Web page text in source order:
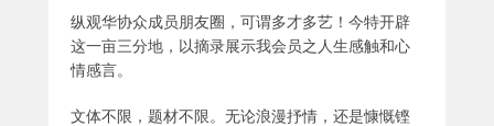
纵观华协众成员朋友圈，可谓多才多艺！今特开辟
这一亩三分地，以摘录展示我会员之人生感触和心
情感言。
文体不限，题材不限。无论浪漫抒情，还是慷慨铿